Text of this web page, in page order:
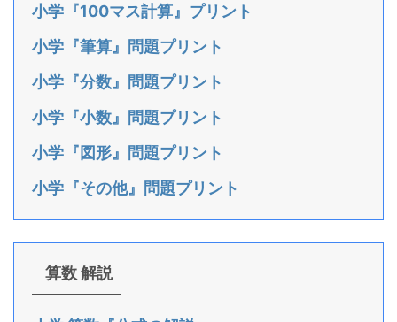
小学『100マス計算』プリント
小学『筆算』問題プリント
小学『分数』問題プリント
小学『小数』問題プリント
小学『図形』問題プリント
小学『その他』問題プリント
算数 解説